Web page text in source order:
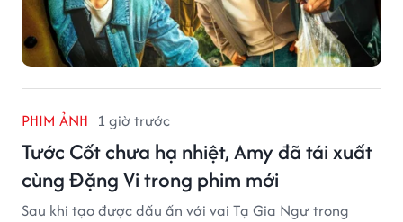
PHIM ẢNH 1 giờ trước
Tước Cốt chưa hạ nhiệt, Amy đã tái xuất
cùng Đặng Vi trong phim mới
Sau khi tạo được dấu ấn với vai Tạ Gia Ngư trong